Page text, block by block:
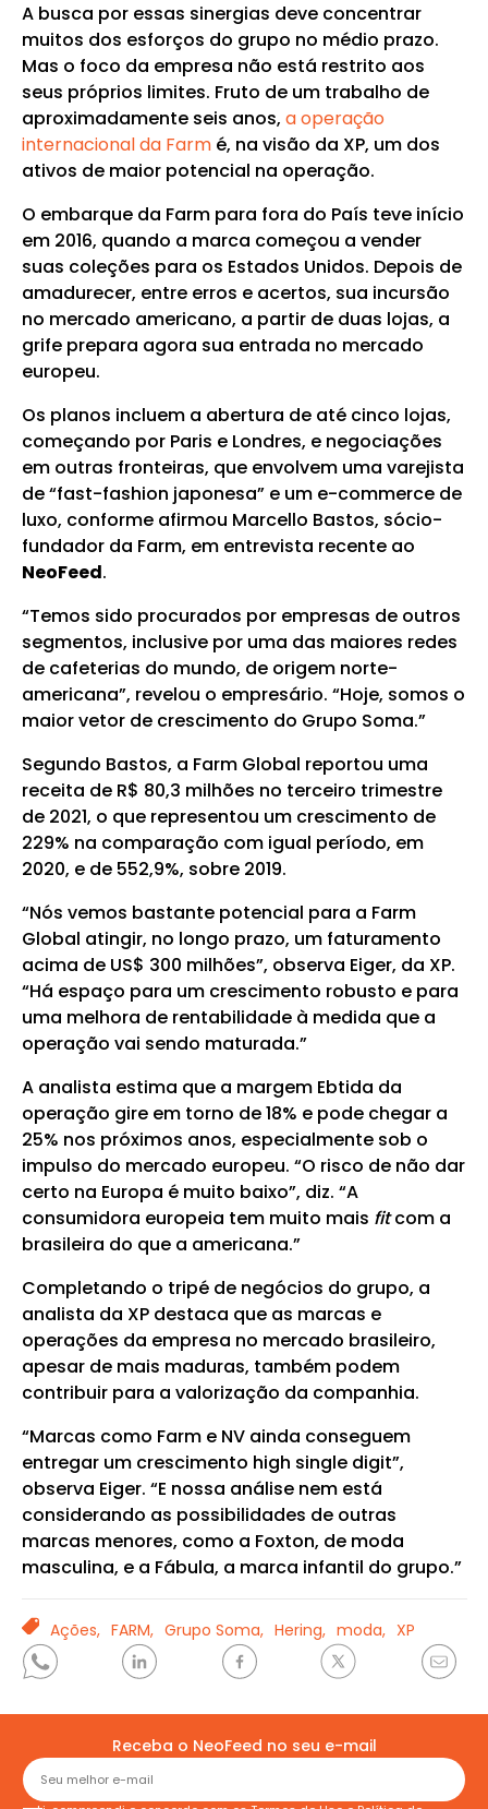
A busca por essas sinergias deve concentrar
muitos dos esforços do grupo no médio prazo.
Mas o foco da empresa não está restrito aos
seus próprios limites. Fruto de um trabalho de
aproximadamente seis anos, a operação
internacional da Farmé, na visão da XP, um dos
ativos de maior potencial na operação.
O embarque da Farm para fora do País teve início
em 2016, quando a marca começou a vender
suas coleções para os Estados Unidos. Depois de
amadurecer, entre erros e acertos, sua incursão
no mercado americano, a partir de duas lojas, a
grife prepara agora sua entrada no mercado
europeu.
Os planos incluem a abertura de até cinco lojas,
começando por Paris e Londres, e negociações
em outras fronteiras, que envolvem uma varejista
de “fast-fashion japonesa” e um e-commerce de
luxo, conforme afirmou Marcello Bastos, sócio-
fundador da Farm, em entrevista recente ao
NeoFeed.
“Temos sido procurados por empresas de outros
segmentos, inclusive por uma das maiores redes
de cafeterias do mundo, de origem norte-
americana”, revelou o empresário. “Hoje, somos o
maior vetor de crescimento do Grupo Soma.”
Segundo Bastos, a Farm Global reportou uma
receita de R$ 80,3 milhões no terceiro trimestre
de 2021, o que representou um crescimento de
229% na comparação com igual período, em
2020, e de 552,9%, sobre 2019.
“Nós vemos bastante potencial para a Farm
Global atingir, no longo prazo, um faturamento
acima de US$ 300 milhões”, observa Eiger, da XP.
“Há espaço para um crescimento robusto e para
uma melhora de rentabilidade à medida que a
operação vai sendo maturada.”
A analista estima que a margem Ebtida da
operação gire em torno de 18% e pode chegar a
25% nos próximos anos, especialmente sob o
impulso do mercado europeu. “O risco de não dar
certo na Europa é muito baixo”, diz. “A
consumidora europeia tem muito mais fitcom a
brasileira do que a americana.”
Completando o tripé de negócios do grupo, a
analista da XP destaca que as marcas e
operações da empresa no mercado brasileiro,
apesar de mais maduras, também podem
contribuir para a valorização da companhia.
“Marcas como Farm e NV ainda conseguem
entregar um crescimento high single digit”,
observa Eiger. “E nossa análise nem está
considerando as possibilidades de outras
marcas menores, como a Foxton, de moda
masculina, e a Fábula, a marca infantil do grupo.”
TAGSAções, FARM, Grupo Soma, Hering, moda, XP
Receba o NeoFeed no seu e-mail